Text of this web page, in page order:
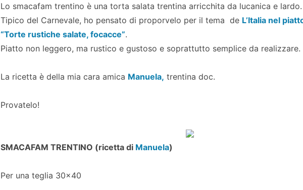
Lo smacafam trentino è una torta salata trentina arricchita da lucanica e lardo.
Tipico del Carnevale, ho pensato di proporvelo per il tema de L’Italia nel
“Torte rustiche salate, focacce”.
Piatto non leggero, ma rustico e gustoso e soprattutto semplice da realizzare.
La ricetta è della mia cara amica Manuela, trentina doc.
Provatelo!
SMACAFAM TRENTINO (ricetta di Manuela)
Per una teglia 30×40